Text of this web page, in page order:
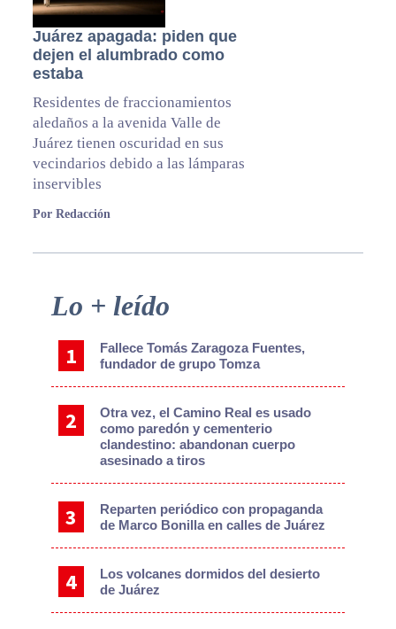
Juárez apagada: piden que
dejen el alumbrado como
estaba
Residentes de fraccionamientos
aledaños a la avenida Valle de
Juárez tienen oscuridad en sus
vecindarios debido a las lámparas
inservibles
Por Redacción
Primary
Sidebar
Lo + leído
Fallece Tomás Zaragoza Fuentes,
fundador de grupo Tomza
Otra vez, el Camino Real es usado
como paredón y cementerio
clandestino: abandonan cuerpo
asesinado a tiros
Reparten periódico con propaganda
de Marco Bonilla en calles de Juárez
Los volcanes dormidos del desierto
de Juárez